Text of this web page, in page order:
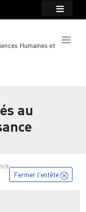
Humaines et
au
Fermer l'entête